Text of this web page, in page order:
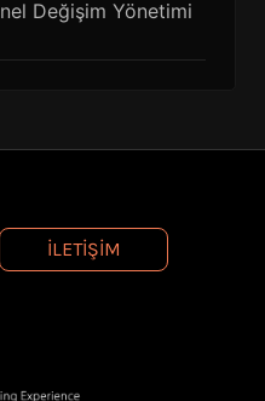
Değişim Yönetimi
İLETIŞIM